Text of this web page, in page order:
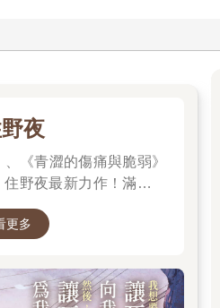
夜
《青澀的傷痛與脆弱》
野夜最新力作！滿是錯
屬於幼稚大人們的青春
，讓死黨向我告白。然
更多